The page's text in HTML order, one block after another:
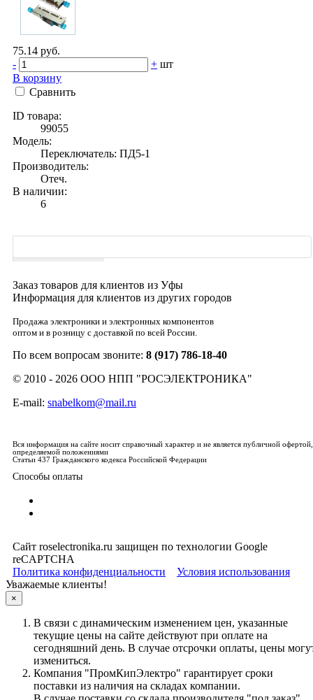
75.14 руб.
-
+ шт
В корзину
Сравнить
ID товара:
99055
Модель:
Переключатель: ПД5-1
Производитель:
Отеч.
В наличии:
6
Заказ товаров для клиентов из Уфы
Информация для клиентов из других городов
Продажа электроники и электронных компонентов
оптом и в розницу с доставкой по всей России.
По всем вопросам звоните: 8 (917) 786-18-40
© 2010 - 2026 ООО НПП "РОСЭЛЕКТРОНИКА"
E-mail: snabelkom@mail.ru
Вся информация на сайте носит справочный характер и не является публичной офертой,
определяемой положениями
Статьи 437 Гражданского кодекса Российской Федерации
Способы оплаты
Сайт roselectronika.ru защищен по технологии Google
reCAPTCHA
Политика конфиденциальности
Условия использования
Уважаемые клиенты!
×
В связи с динамическим изменением цен, указанные
текущие цены на сайте действуют при оплате на
сегодняшний день. В случае отсрочки оплаты, цены
измениться.
Компания "ПромКипЭлектро" гарантирует сроки
поставки из наличия на складах компании.